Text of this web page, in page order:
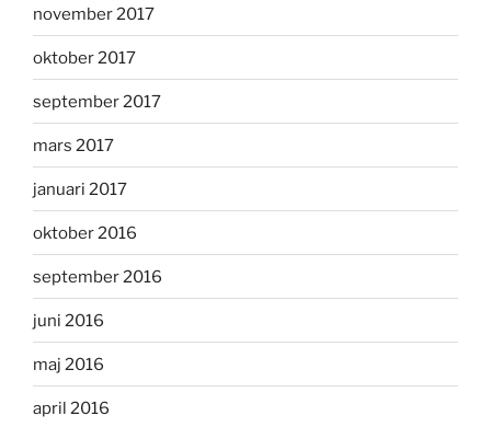
november 2017
oktober 2017
september 2017
mars 2017
januari 2017
oktober 2016
september 2016
juni 2016
maj 2016
april 2016